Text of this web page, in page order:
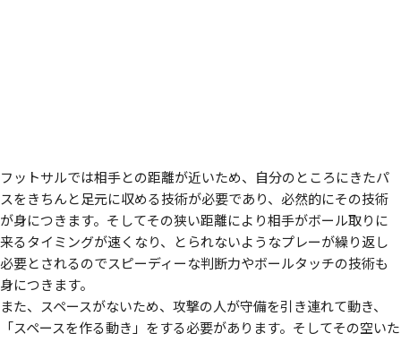
フットサルでは相手との距離が近いため、自分のところにきたパ
スをきちんと足元に収める技術が必要であり、必然的にその技術
が身につきます。そしてその狭い距離により相手がボール取りに
来るタイミングが速くなり、とられないようなプレーが繰り返し
必要とされるのでスピーディーな判断力やボールタッチの技術も
身につきます。
また、スペースがないため、攻撃の人が守備を引き連れて動き、
「スペースを作る動き」をする必要があります。そしてその空いた